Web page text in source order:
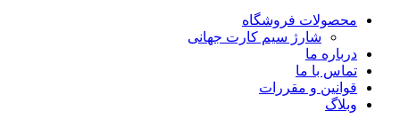
محصولات فروشگاه
شارژ سیم کارت جهانی
درباره ما
تماس با ما
قوانین و مقررات
وبلاگ